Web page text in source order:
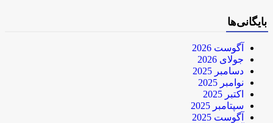
بایگانی‌ها
آگوست 2026
جولای 2026
دسامبر 2025
نوامبر 2025
اکتبر 2025
سپتامبر 2025
آگوست 2025